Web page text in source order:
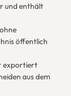
und enthält
öffentlich
exportiert
aus dem